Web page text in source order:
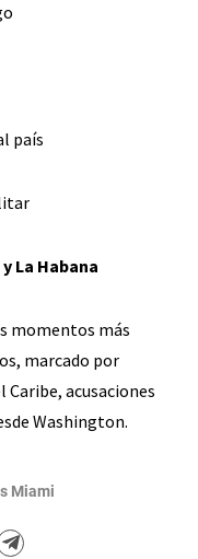
país
La Habana
momentos más
marcado por
acusaciones
Washington.
Miami